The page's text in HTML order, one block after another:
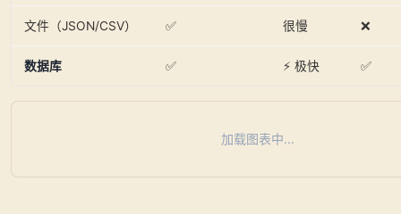
文件（JSON/CSV） ✅ 很慢 ❌
数据库 ✅ ⚡ 极快 ✅
加载图表中...